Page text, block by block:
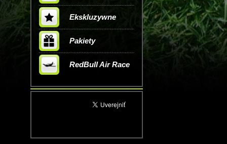
Ekskluzywne
Pakiety
RedBull Air Race